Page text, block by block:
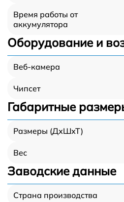
Время работы от
аккумулятора
Оборудование и
Веб-камера
Чипсет
Габаритные
Размеры (ДхШхТ)
Вес
Заводские данные
Страна производства